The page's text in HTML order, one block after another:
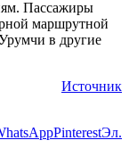
Пассажиры
маршрутной
в другие
Источник
PinterestЭл.